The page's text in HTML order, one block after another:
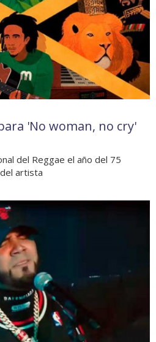
'No woman, no cry'
del Reggae el año del 75
artista